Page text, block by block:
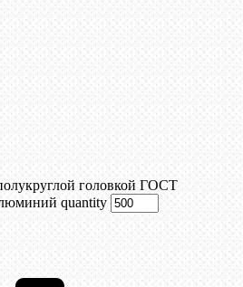
головкой ГОСТ
quantity